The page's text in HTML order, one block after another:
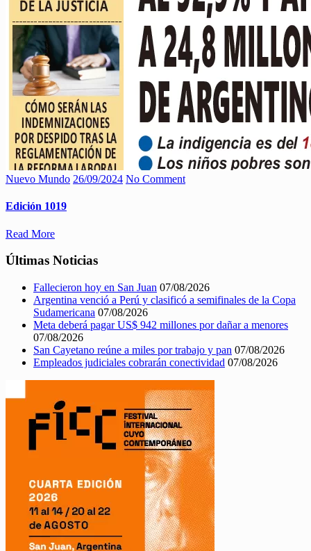
Nuevo Mundo 26/09/2024 No Comment
Edición 1019
Read More
Últimas Noticias
Fallecieron hoy en San Juan 07/08/2026
Argentina venció a Perú y clasificó a semifinales de la Copa
Sudamericana 07/08/2026
Meta deberá pagar US$ 942 millones por dañar a menores
07/08/2026
San Cayetano reúne a miles por trabajo y pan 07/08/2026
Empleados judiciales cobrarán conectividad 07/08/2026